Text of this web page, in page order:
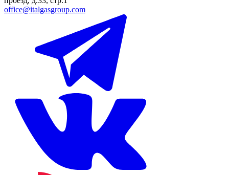
office@italgasgroup.com